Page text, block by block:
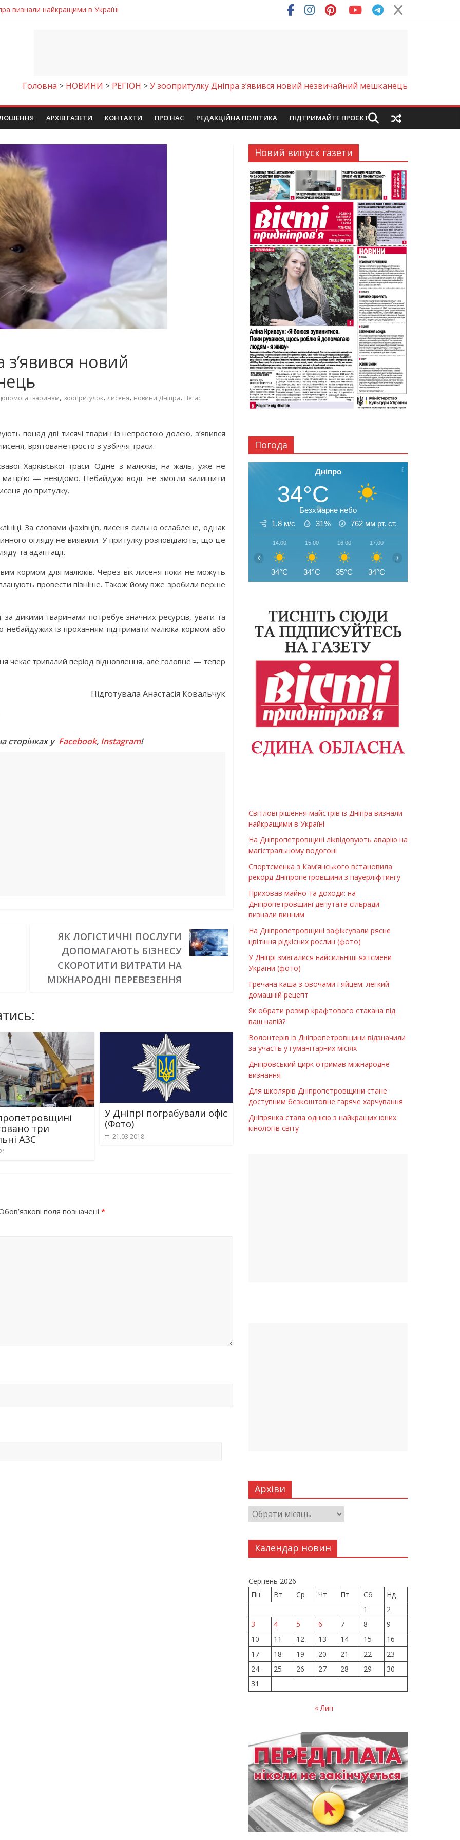
аварію на магістральному водогоні
депутата сільради визнали винним
цвітіння рідкісних рослин (фото)
визнали найкращими в Україні
Головна > НОВИНИ > РЕГІОН >У зоопритулку Дніпра з’явився новий незвичайний мешканець
АРХІВ ГАЗЕТИ КОНТАКТИ ПРО НАС РЕДАКЦІЙНА ПОЛІТИКА ПІДТРИМАЙТЕ ПРОЄКТ
новий
тваринам, зоопритулок, лисеня, новини Дніпра, Пегас
понад дві тисячі тварин із непростою долею, з’явився
врятоване просто з узбіччя траси.
Харківської траси. Одне з малюків, на жаль, уже не
— невідомо. Небайдужі водії не змогли залишити
до притулку.
За словами фахівців, лисеня сильно ослаблене, однак
огляду не виявили. У притулку розповідають, що це
та адаптації.
кормом для малюків. Через вік лисеня поки не можуть
провести пізніше. Також йому вже зробили перше
дикими тваринами потребує значних ресурсів, уваги та
небайдужих із проханням підтримати малюка кормом або
чекає тривалий період відновлення, але головне — тепер
Підготувала Анастасія Ковальчук
сторінках у Facebook, Instagram!
ЯК ЛОГІСТИЧНІ ПОСЛУГИ
ДОПОМАГАЮТЬ БІЗНЕСУ
СКОРОТИТИ ВИТРАТИ НА
МІЖНАРОДНІ ПЕРЕВЕЗЕННЯ
три
АЗС
У Дніпрі пограбували офіс
(Фото)
21.03.2018
поля позначені *
Новий випуск газети
Погода
Дніпро
34°C
Безхмарне небо
1.8 м/с
31% 762 мм рт. ст.
14:00
34°C
15:00
34°C
16:00
35°C
17:00
34°C
‹ ›
Світлові рішення майстрів із Дніпра визнали
найкращими в Україні
На Дніпропетровщині ліквідовують аварію на
магістральному водогоні
Спортсменка з Кам’янського встановила
рекорд Дніпропетровщини з пауерліфтингу
Приховав майно та доходи: на
Дніпропетровщині депутата сільради
визнали винним
На Дніпропетровщині зафіксували рясне
цвітіння рідкісних рослин (фото)
У Дніпрі змагалися найсильніші яхтсмени
України (фото)
Гречана каша з овочами і яйцем: легкий
домашній рецепт
Як обрати розмір крафтового стакана під
ваш напій?
Волонтерів із Дніпропетровщини відзначили
за участь у гуманітарних місіях
Дніпровський цирк отримав міжнародне
визнання
Для школярів Дніпропетровщини стане
доступним безкоштовне гаряче харчування
Дніпрянка стала однією з найкращих юних
кінологів світу
Архіви
Календар новин
Серпень 2026
Пн
Вт Ср Чт Пт Сб
Нд
1
2
3
4 5 6 7 8
9
10
11 12 13 14 15
16
17
18 19 20 21 22
23
24
25 26 27 28 29
30
31
« Лип